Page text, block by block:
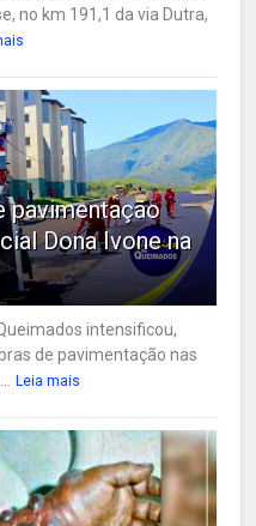
no km 191,1 da via Dutra,
pavimentação
Dona Ivone na
intensificou,
de pavimentação nas
Leia mais